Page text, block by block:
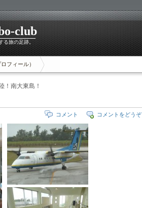
club
旅の足跡。
フィール）
！南大東島！
コメントをどうぞ
コメント